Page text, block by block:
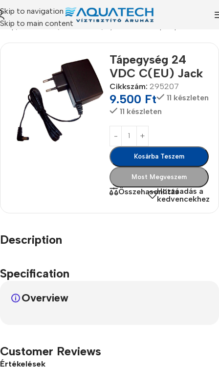
Skip to navigation
Skip to main content
/Termékeink/Alkatrészek
Tápegység 24
VDC C(EU) Jack
Cikkszám: 295207
9.500 Ft
11 készleten
11 készleten
Kosárba Teszem
Most Megveszem
ÖsszehasonlításHozzáadás a
kedvencekhez
Description
Specification
Overview
Customer Reviews
Értékelések